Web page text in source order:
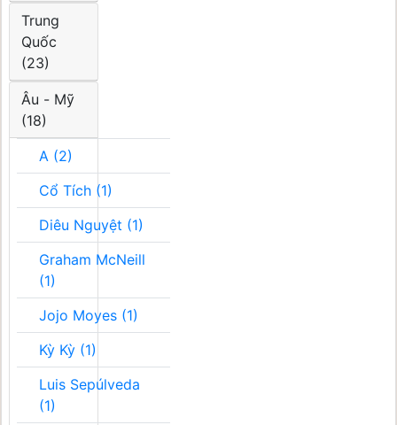
Trung
Quốc
(23)
Âu - Mỹ
(18)
A (2)
Cổ Tích (1)
Diêu Nguyệt (1)
Graham McNeill
(1)
Jojo Moyes (1)
Kỳ Kỳ (1)
Luis Sepúlveda
(1)